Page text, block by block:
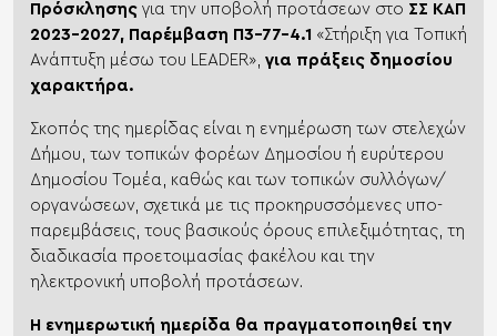
Πρόσκλησης για την υποβολή προτάσεων στο ΣΣ ΚΑΠ
2023–2027, Παρέμβαση Π3-77-4.1 «Στήριξη για Τοπική
Ανάπτυξη μέσω του LEADER», για πράξεις δημοσίου
χαρακτήρα.
Σκοπός της ημερίδας είναι η ενημέρωση των στελεχών
Δήμου, των τοπικών φορέων Δημοσίου ή ευρύτερου
Δημοσίου Τομέα, καθώς και των τοπικών συλλόγων/
οργανώσεων, σχετικά με τις προκηρυσσόμενες υπο-
παρεμβάσεις, τους βασικούς όρους επιλεξιμότητας, τη
διαδικασία προετοιμασίας φακέλου και την
ηλεκτρονική υποβολή προτάσεων.
Η ενημερωτική ημερίδα θα πραγματοποιηθεί την